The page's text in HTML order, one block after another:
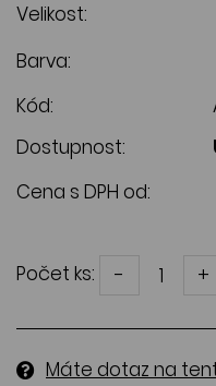
Velikost:
Barva:
Kód:
Dostupnost:
Cena s DPH od:
Počet ks: - +
Máte dotaz na